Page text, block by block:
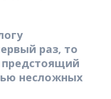
раз, то
несложных